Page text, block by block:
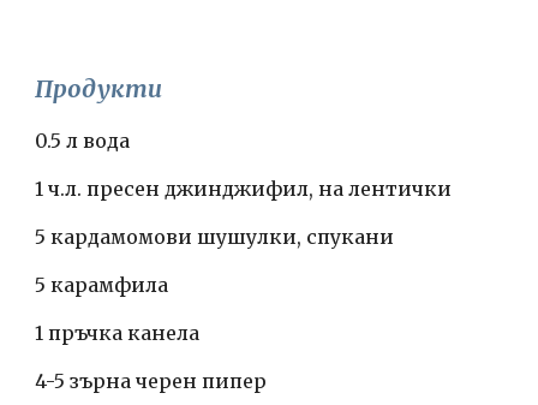
Продукти
0.5 л вода
1 ч.л. пресен джинджифил, на лентички
5 кардамомови шушулки, спукани
5 карамфила
1 пръчка канела
4-5 зърна черен пипер